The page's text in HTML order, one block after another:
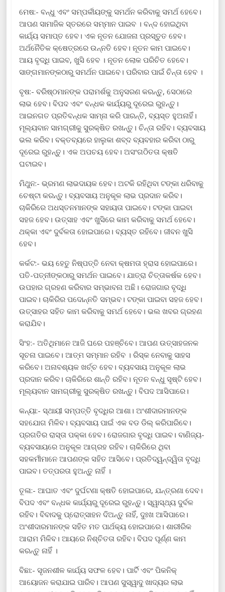
ମେଷ:- ବନ୍ଧୁ ଏବଂ ସମ୍ପର୍କୀୟଙ୍କୁ ସମର୍ଥନ କରିବାକୁ ସମର୍ଥ ହେବେ।
ଆପଣ ସାମାଜିକ ସ୍ତରରେ ସମ୍ମାନ ପାଇବ । ବନ୍ଦ ହୋଇଥିବା
କାର୍ଯ୍ୟ ସମାପ୍ତ ହେବ। ଏକ ନୂତନ ଯୋଜନା ପ୍ରସ୍ତୁତ ହେବ।
ଅର୍ଥନୈତିକ କ୍ଷେତ୍ରରେ ଉନ୍ନତି ହେବ। ନୂତନ କାମ ପାଇବେ।
ଆୟ ବୃଦ୍ଧି ପାଇବ, ଖୁସି ହେବ । ନୂତନ ଲୋକ ପରିଚିତ ହେବେ।
ସାଙ୍ଗମାନଙ୍କଠାରୁ ସମର୍ଥନ ପାଇବେ। ପରିବାର ପାଇଁ ଚିନ୍ତା ହେବ ।
ବୃଷ:- ବରିଷ୍ଠମାନଙ୍କ ପରାମର୍ଶକୁ ଅନୁସରଣ କରନ୍ତୁ, ସେଠାରେ
ଲାଭ ହେବ। ବିପଦ ଏବଂ ବନ୍ଧକ କାର୍ଯ୍ୟରୁ ଦୂରେଇ ରୁହନ୍ତୁ।
ଆଇନଗତ ପ୍ରତିବନ୍ଧକ ସାମ୍ନା କରି ପାରନ୍ତି, ବ୍ୟସ୍ତ ହୁଅନାହିଁ।
ମୂଲ୍ୟବାନ ସାମଗ୍ରୀକୁ ସୁରକ୍ଷିତ ରଖନ୍ତୁ। ଚିନ୍ତା ରହିବ। ବ୍ୟବସାୟ
ଭଲ କରିବ। ବକ୍ତବ୍ୟରେ ହାଲୁକା ଶବ୍ଦ ବ୍ୟବହାର କରିବା ଠାରୁ
ଦୂରେଇ ରୁହନ୍ତୁ। ଏକ ଅପଚୟ ହେବ। ଅସଂଗଠିତତା କ୍ଷତି
ଘଟାଇବ।
ମିଥୁନ:- ଭ୍ରମଣ ଲାଭଦାୟକ ହେବ। ଅଟକି ରହିଥିବା ଟଙ୍କା ଧରିବାକୁ
ଚେଷ୍ଟା କରନ୍ତୁ। ବ୍ୟବସାୟ ଅନୁକୂଳ ଲାଭ ପ୍ରଦାନ କରିବ।
ଚାକିରିରେ ଅଧସ୍ତନମାନଙ୍କ ସହାୟତା ପାଇବେ। ଟଙ୍କା ପାଇବା
ସହଜ ହେବ। ଉତ୍ସାହ ଏବଂ ଖୁସିରେ କାମ କରିବାକୁ ସମର୍ଥ ହେବେ।
ଥକ୍କା ଏବଂ ଦୁର୍ବଳତା ହୋଇପାରେ। ବ୍ୟସ୍ତ ରହିବେ। ଜୀବନ ଖୁସି
ହେବ।
କର୍କଟ:- ଭୟ ହେତୁ ନିଷ୍ପତ୍ତି ନେବା କ୍ଷମତା ହ୍ରାସ ହୋଇପାରେ।
ପତି-ପତ୍ନୀଙ୍କଠାରୁ ସମର୍ଥନ ପାଇବେ। ଯାତ୍ରା ଚିତ୍ତାକର୍ଷକ ହେବ।
ଉପହାର ଗ୍ରହଣ କରିବାର ସମ୍ଭାବନା ଅଛି। ରୋଜଗାର ବୃଦ୍ଧି
ପାଇବ। ଚାକିରିର ପଦୋନ୍ନତି ସମ୍ଭବ। ଟଙ୍କା ପାଇବା ସହଜ ହେବ।
ଉତ୍ସାହର ସହିତ କାମ କରିବାକୁ ସମର୍ଥ ହେବେ। ଭଲ ଖବର ଗ୍ରହଣ
କରାଯିବ।
ସିଂହ:- ଅତିଥିମାନେ ଆଜି ଘରେ ପହଞ୍ଚିବେ। ଆପଣ ଉତ୍ସାହଜନକ
ସୂଚନା ପାଇବେ। ଆତ୍ମ ସମ୍ମାନ ରହିବ । ରିସ୍କ ନେବାକୁ ସାହସ
କରିବେ। ଅନାବଶ୍ୟକ ଖର୍ଚ୍ଚ ହେବ। ବ୍ୟବସାୟ ଅନୁକୂଳ ଲାଭ
ପ୍ରଦାନ କରିବ। ଚାକିରିରେ ଶାନ୍ତି ରହିବ। ନୂତନ ବନ୍ଧୁ ସୃଷ୍ଟି ହେବ।
ମୂଲ୍ୟବାନ ସାମଗ୍ରୀକୁ ସୁରକ୍ଷିତ ରଖନ୍ତୁ। ବିପଦ ଆସିପାରେ।
କନ୍ୟା:- ସ୍ଥାୟୀ ସମ୍ପତ୍ତି ବୃଦ୍ଧିର ଆଶା। ଅଂଶୀଦାରମାନଙ୍କ
ସହଯୋଗ ମିଳିବ। ବ୍ୟବସାୟ ପାଇଁ ଏକ ବଡ ଡିଲ୍ କରିପାରିବେ।
ପ୍ରଗତିର ରାସ୍ତା ପକ୍କା ହେବ। ରୋଜଗାର ବୃଦ୍ଧି ପାଇବ। ବାଣିଜ୍ୟ-
ବ୍ୟବସାୟରେ ଅନୁକୂଳ ଆଗ୍ରହ ରହିବ। ଚାକିରିରେ ଥିବା
ସହକର୍ମୀମାନେ ଆପଣଙ୍କ ସହିତ ଆସିବେ। ପ୍ରତିଦ୍ୱନ୍ଦ୍ୱିତା ବୃଦ୍ଧି
ପାଇବ। ତତ୍ପରତା ହୁଅନ୍ତୁ ନାହିଁ ।
ତୂଳା:- ଆଘାତ ଏବଂ ଦୁର୍ଘଟଣା କ୍ଷତି ହୋଇପାରେ, ଯନ୍ତ୍ରଣା ଦେବ।
ବିପଦ ଏବଂ ବନ୍ଧକ କାର୍ଯ୍ୟରୁ ଦୂରେଇ ରୁହନ୍ତୁ। ସ୍ୱାସ୍ଥ୍ୟ ଦୁର୍ବଳ
ରହିବ। ବିବାଦକୁ ପ୍ରୋତ୍ସାହନ ଦିଅନ୍ତୁ ନାହିଁ, ଦୁଃଖ ଆସିପାରେ।
ଅଂଶୀଦାରମାନଙ୍କ ସହିତ ମତ ପାର୍ଥକ୍ୟ ହୋଇପାରେ। ଶାରୀରିକ
ଆରାମ ମିଳିବ। ଆୟରେ ନିଶ୍ଚିତତା ରହିବ। ବିପଦ ପୂର୍ଣ୍ଣ କାମ
କରନ୍ତୁ ନାହିଁ ।
ବିଛା:- ସୃଜନଶୀଳ କାର୍ଯ୍ୟ ସଫଳ ହେବ। ପାର୍ଟି ଏବଂ ପିକନିକ୍
ଆୟୋଜନ କରାଯାଇ ପାରିବ। ଆପଣ ସୁସ୍ୱାଦୁ ଖାଦ୍ୟର ଲାଭ